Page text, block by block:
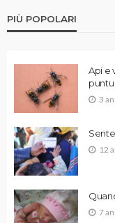
PIÙ POPOLARI
Api e
3
12
7